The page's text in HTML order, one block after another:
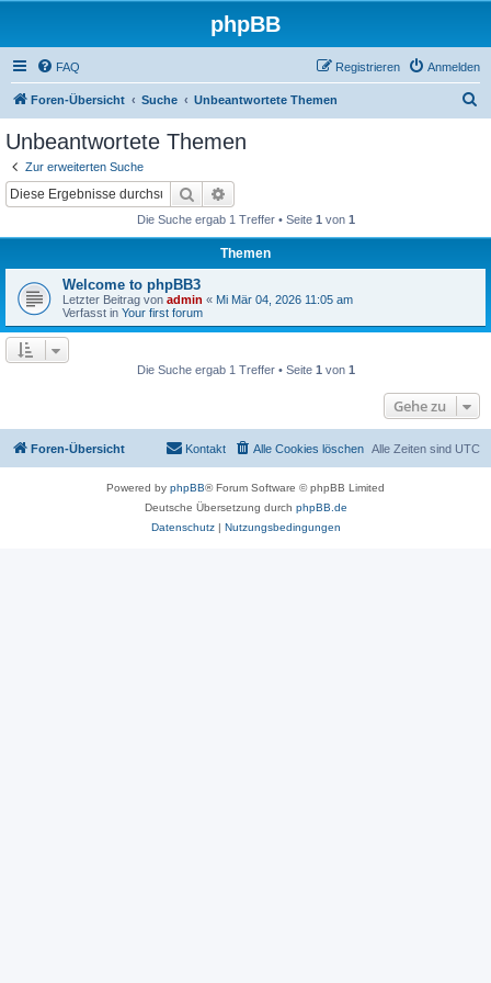
phpBB
FAQ Anmelden
Registrieren
Foren-Übersicht Suche Unbeantwortete Themen
Unbeantwortete Themen
Zur erweiterten Suche
Suche
Die Suche ergab 1 Treffer • Seite 1 von 1
Themen
Welcome to phpBB3
Letzter Beitrag von admin « Mi Mär 04, 2026 11:05 am
Verfasst in Your first forum
Die Suche ergab 1 Treffer • Seite 1 von 1
Gehe zu
Foren-Übersicht Alle Zeiten sind UTC
Alle Cookies löschen
Kontakt
Powered by phpBB® Forum Software © phpBB Limited
Deutsche Übersetzung durch phpBB.de
Datenschutz| Nutzungsbedingungen